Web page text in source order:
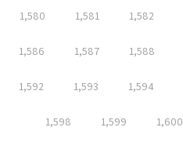
1,580 1,581 1,582
1,586 1,587 1,588
1,592 1,593 1,594
1,598 1,599 1,600